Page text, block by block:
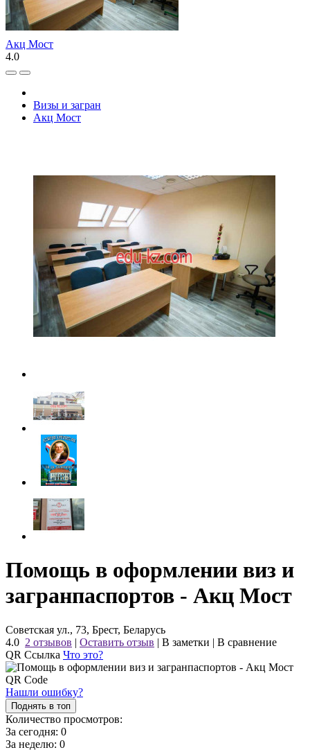
Акц Мост
4.0
Визы и загран
Акц Мост
Помощь в оформлении виз и
загранпаспортов - Акц Мост
Советская ул., 73, Брест, Беларусь
4.0 2 отзывов | Оставить отзыв | В заметки | В сравнение
QR Ссылка Что это?
Нашли ошибку?
Поднять в топ
Количество просмотров:
За сегодня: 0
За неделю: 0